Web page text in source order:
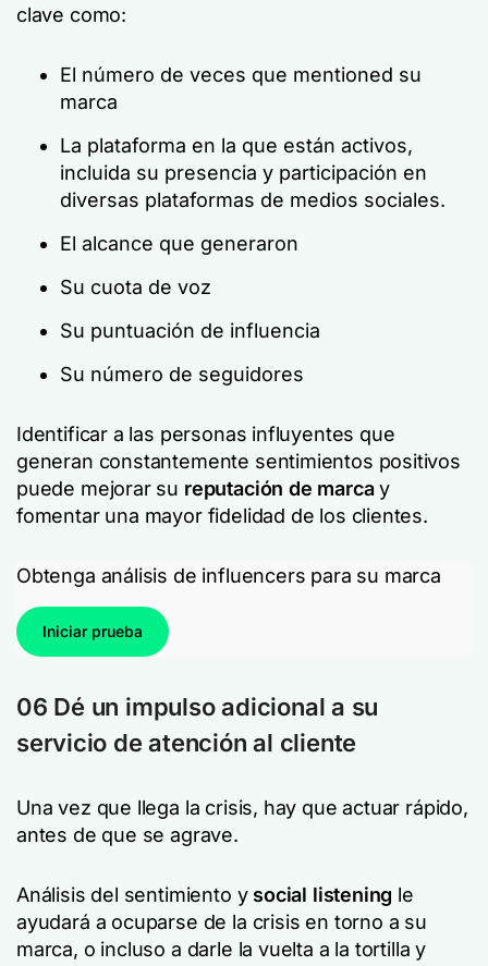
clave como:
El número de veces que mentioned su
marca
La plataforma en la que están activos,
incluida su presencia y participación en
diversas plataformas de medios sociales.
El alcance que generaron
Su cuota de voz
Su puntuación de influencia
Su número de seguidores
Identificar a las personas influyentes que
generan constantemente sentimientos positivos
puede mejorar su reputación de marcay
fomentar una mayor fidelidad de los clientes.
Obtenga análisis de influencers para su marca
Iniciar prueba
06 Dé un impulso adicional a su
servicio de atención al cliente
Una vez que llega la crisis, hay que actuar rápido,
antes de que se agrave.
Análisis del sentimiento y social listening le
ayudará a ocuparse de la crisis en torno a su
marca, o incluso a darle la vuelta a la tortilla y